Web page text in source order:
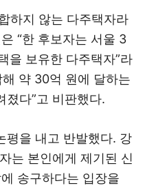
하지 않는 다주택자라
“한 후보자는 서울 3
을 보유한 다주택자”라
약 30억 원에 달하는
졌다”고 비판했다.
평을 내고 반발했다. 강
는 본인에게 제기된 신
송구하다는 입장을